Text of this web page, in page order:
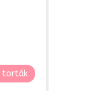
torták